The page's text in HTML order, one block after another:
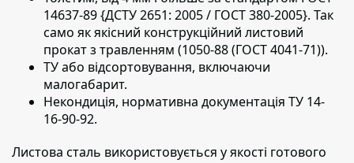
14637-89 {ДСТУ 2651: 2005 / ГОСТ 380-2005}. Так
само як якісний конструкційний листовий
прокат з травленням (1050-88 (ГОСТ 4041-71)).
ТУ або відсортовування, включаючи
малогабарит.
Некондиція, нормативна документація ТУ 14-
16-90-92.
Листова сталь використовується у якості готового